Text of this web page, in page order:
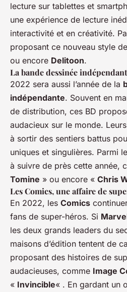
lecture sur tablettes et
une expérience de lecture
interactivité et en créativité.
proposant ce nouveau style
ou encore Delitoon.
La bande dessinée
2022 sera aussi l’année de la
indépendante. Souvent en
de distribution, ces BD
audacieux sur le monde.
à sortir des sentiers battus
uniques et singulières. Parmi
à suivre de près cette année,
Tomine » ou encore « Chris
Les Comics, une affaire de
En 2022, les Comics
fans de super-héros. Si
les deux grands leaders du
maisons d’édition tentent de
proposant des histoires de
audacieuses, comme Image
« Invincible« . En gardant un